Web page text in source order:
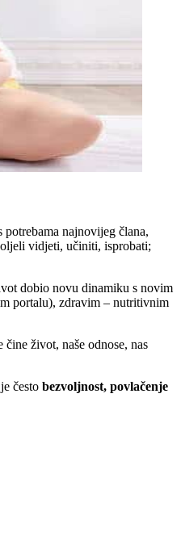
potrebama najnovijeg člana,
vidjeti, učiniti, isprobati;
dobio novu dinamiku s novim
portalu), zdravim – nutritivnim
život, naše odnose, nas
često bezvoljnost, povlačenje